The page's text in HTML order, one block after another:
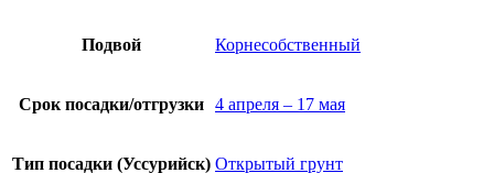
Подвой Корнесобственный
Срок посадки/отгрузки 4 апреля – 17 мая
Тип посадки (Уссурийск) Открытый грунт